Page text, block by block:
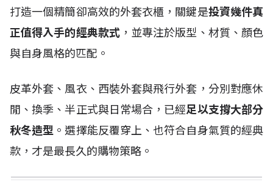
打造一個精簡卻高效的外套衣櫃，關鍵是投資幾件真
正值得入手的經典款式，並專注於版型、材質、顏色
與自身風格的匹配。
皮革外套、風衣、西裝外套與飛行外套，分別對應休
閒、換季、半正式與日常場合，已經足以支撐大部分
秋冬造型 。選擇能反覆穿上、也符合自身氣質的經典
款，才是最長久的購物策略。